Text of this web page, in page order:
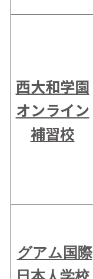
西大和学園
オンライン
補習校
グアム国際